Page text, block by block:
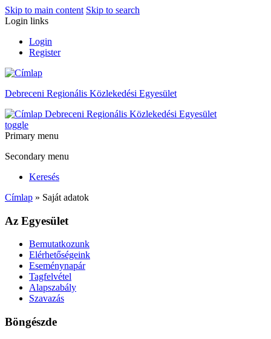
Skip to main content Skip to search
Login links
Login
Register
Debreceni Regionális Közlekedési Egyesület
Debreceni Regionális Közlekedési Egyesület
toggle
Primary menu
Secondary menu
Keresés
Címlap » Saját adatok
Az Egyesület
Bemutatkozunk
Elérhetőségeink
Eseménynapár
Tagfelvétel
Alapszabály
Szavazás
Böngészde